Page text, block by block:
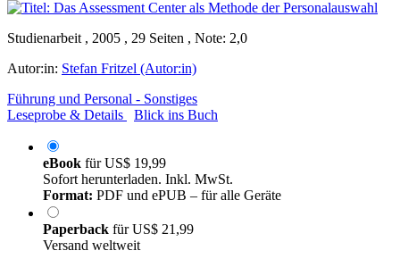
Studienarbeit , 2005 , 29 Seiten , Note: 2,0
Autor:in: Stefan Fritzel (Autor:in)
Führung und Personal - Sonstiges
Leseprobe & Details
Blick ins Buch
eBook fürUS$ 19,99
Sofort herunterladen. Inkl. MwSt.
Format: PDF und ePUB – für alle Geräte
Paperback fürUS$ 21,99
Versand weltweit